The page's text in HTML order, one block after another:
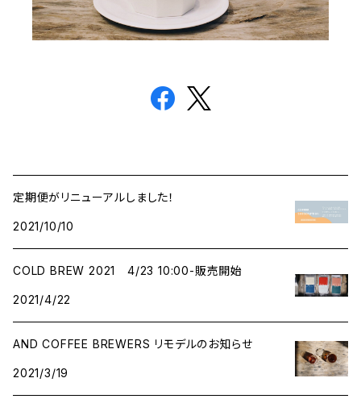
定期便がリニューアルしました！
2021/10/10
COLD BREW 2021 4/23 10:00-販売開始
2021/4/22
AND COFFEE BREWERS リモデルのお知らせ
2021/3/19